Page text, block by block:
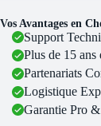
Vos Avantages en
Support
Plus de 15 ans
Partenariats
Logistique
Garantie Pro